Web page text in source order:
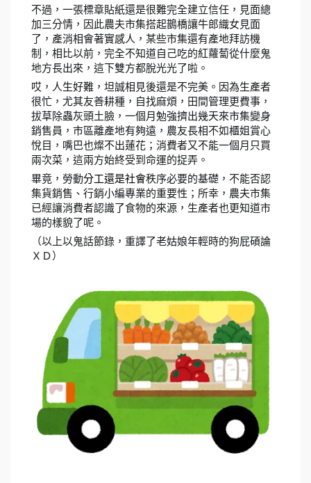
不過，一張標章貼紙還是很難完全建立信任，見面總
加三分情，因此農夫市集搭起鵲橋讓牛郎織女見面
了，產消相會著實感人，某些市集還有產地拜訪機
制，相比以前，完全不知道自己吃的紅蘿蔔從什麼鬼
地方長出來，這下雙方都脫光光了啦。
哎，人生好難，坦誠相見後還是不完美。因為生產者
很忙，尤其友善耕種，自找麻煩，田間管理更費事，
拔草除蟲灰頭土臉，一個月勉強擠出幾天來市集變身
銷售員，市區離產地有夠遠，農友長相不如櫃姐賞心
悅目，嘴巴也燦不出蓮花；消費者又不能一個月只買
兩次菜，這兩方始終受到命運的捉弄。
畢竟，勞動分工還是社會秩序必要的基礎，不能否認
集貨銷售、行銷小編專業的重要性；所幸，農夫市集
已經讓消費者認識了食物的來源，生產者也更知道市
場的樣貌了呢。
（以上以鬼話節錄，重譯了老姑娘年輕時的狗屁碩論
ＸＤ）